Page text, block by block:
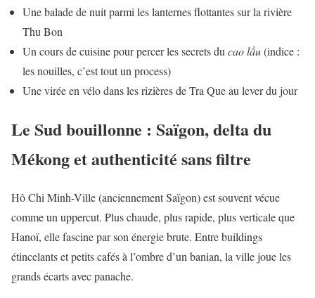
Une balade de nuit parmi les lanternes flottantes sur la rivière
Thu Bon
Un cours de cuisine pour percer les secrets du cao lầu(indice :
les nouilles, c’est tout un process)
Une virée en vélo dans les rizières de Tra Que au lever du jour
Le Sud bouillonne : Saïgon, delta du
Mékong et authenticité sans filtre
Hô Chi Minh-Ville (anciennement Saïgon) est souvent vécue
comme un uppercut. Plus chaude, plus rapide, plus verticale que
Hanoï, elle fascine par son énergie brute. Entre buildings
étincelants et petits cafés à l’ombre d’un banian, la ville joue les
grands écarts avec panache.